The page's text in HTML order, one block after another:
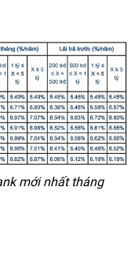
mới nhất tháng